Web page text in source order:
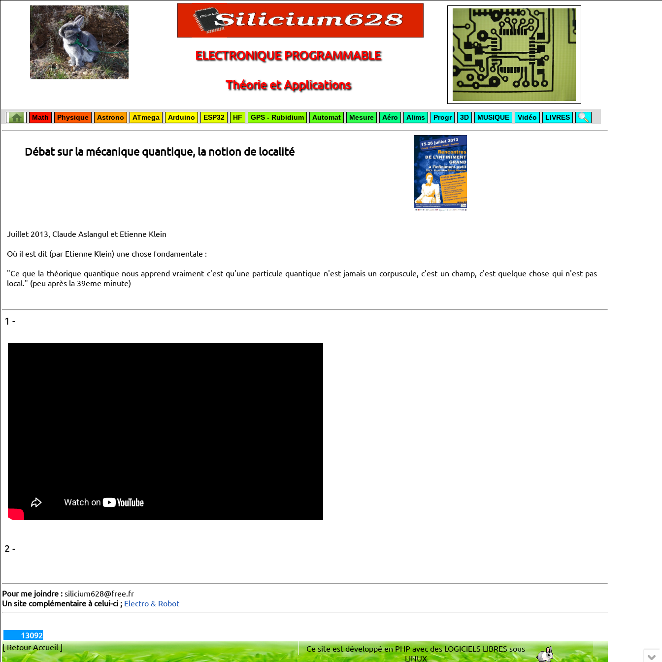
ELECTRONIQUE PROGRAMMABLE
Théorie et Applications
Math Physique Astrono ATmega Arduino ESP32 HF GPS - Rubidium Automat Mesure Aéro Alims Progr 3D MUSIQUE Vidéo LIVRES
Débat sur la mécanique quantique, la notion de localité
Juillet 2013, Claude Aslangul et Etienne Klein
Où il est dit (par Etienne Klein) une chose fondamentale :
"Ce que la théorique quantique nous apprend vraiment c'est qu'une particule quantique n'est jamais un corpuscule, c'est un champ, c'est quelque chose qui n'est pas
local." (peu après la 39eme minute)
1 -
2 -
Pour me joindre : silicium628@free.fr
Un site complémentaire à celui-ci ; Electro & Robot
13092
[ Retour Accueil ]
Ce site est développé en PHP avec des LOGICIELS LIBRES sous
LINUX